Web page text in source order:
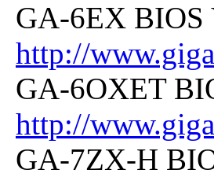
GA-6EX BIOS
http://
GA-6OXET
http://
GA-7ZX-H